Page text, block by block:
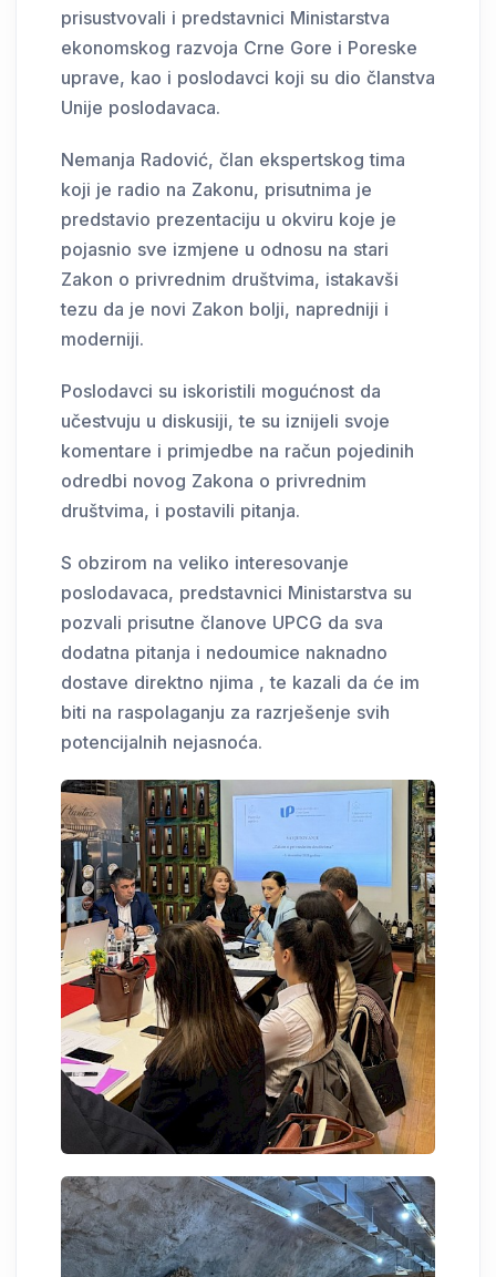
prisustvovali i predstavnici Ministarstva
ekonomskog razvoja Crne Gore i Poreske
uprave, kao i poslodavci koji su dio članstva
Unije poslodavaca.
Nemanja Radović, član ekspertskog tima
koji je radio na Zakonu, prisutnima je
predstavio prezentaciju u okviru koje je
pojasnio sve izmjene u odnosu na stari
Zakon o privrednim društvima, istakavši
tezu da je novi Zakon bolji, napredniji i
moderniji.
Poslodavci su iskoristili mogućnost da
učestvuju u diskusiji, te su iznijeli svoje
komentare i primjedbe na račun pojedinih
odredbi novog Zakona o privrednim
društvima, i postavili pitanja.
S obzirom na veliko interesovanje
poslodavaca, predstavnici Ministarstva su
pozvali prisutne članove UPCG da sva
dodatna pitanja i nedoumice naknadno
dostave direktno njima , te kazali da će im
biti na raspolaganju za razrješenje svih
potencijalnih nejasnoća.